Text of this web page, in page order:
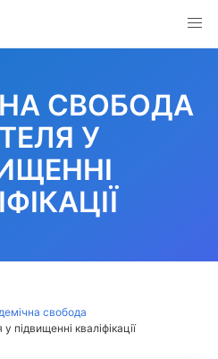
СВОБОДА
У
свобода
підвищенні кваліфікації